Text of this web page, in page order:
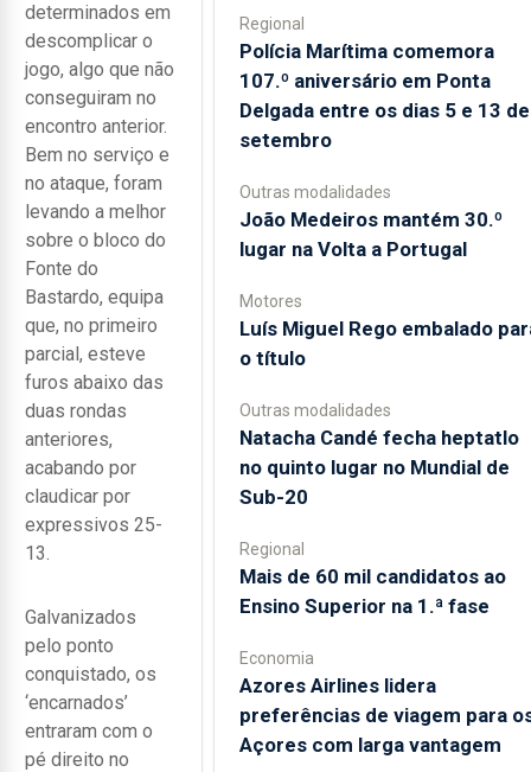
determinados em
descomplicar o
jogo, algo que não
conseguiram no
encontro anterior.
Bem no serviço e
no ataque, foram
levando a melhor
sobre o bloco do
Fonte do
Bastardo, equipa
que, no primeiro
parcial, esteve
furos abaixo das
duas rondas
anteriores,
acabando por
claudicar por
expressivos 25-
13.
Galvanizados
pelo ponto
conquistado, os
‘encarnados’
entraram com o
pé direito no
Regional
Polícia Marítima comemora
107.º aniversário em Ponta
Delgada entre os dias 5 e 13 de
setembro
Outras modalidades
João Medeiros mantém 30.º
lugar na Volta a Portugal
Motores
Luís Miguel Rego embalado
o título
Outras modalidades
Natacha Candé fecha heptatlo
no quinto lugar no Mundial de
Sub-20
Regional
Mais de 60 mil candidatos ao
Ensino Superior na 1.ª fase
Economia
Azores Airlines lidera
preferências de viagem para
Açores com larga vantagem